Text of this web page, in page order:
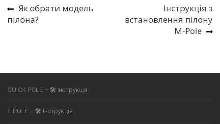
Навігація
записів
Previous
post:
Як обрати модель
пілона?
Next
post:
Інструкція з
встановлення пілону
M-Pole
QUICK POLE – 🛠 Інструкція
E-POLE – 🛠 Інструкція